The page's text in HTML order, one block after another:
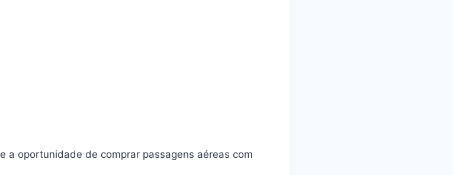
a oportunidade de comprar passagens aéreas com